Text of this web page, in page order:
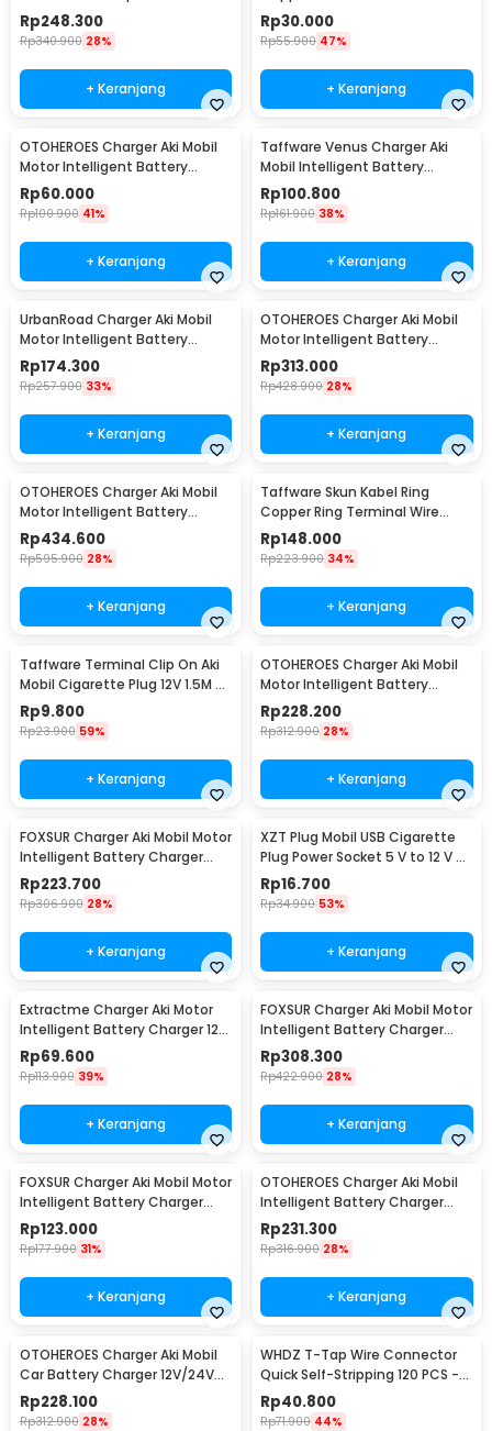
10000mAh 300A - K21
Rp248.300
Rp340.900 28%
+ Keranjang
Under 2000cc 2.8M - D800
Rp30.000
Rp55.900 47%
+ Keranjang
OTOHEROES Charger Aki Mobil
Motor Intelligent Battery
Charger 12V 2A - C1202-6
Rp60.000
Rp100.900 41%
+ Keranjang
Taffware Venus Charger Aki
Mobil Intelligent Battery
Charger 12V 6A - UD20
Rp100.800
Rp161.900 38%
+ Keranjang
UrbanRoad Charger Aki Mobil
Motor Intelligent Battery
Charger 6V/12V - MF1
Rp174.300
Rp257.900 33%
+ Keranjang
OTOHEROES Charger Aki Mobil
Motor Intelligent Battery
Charger 12V/24V - AJ-618D
Rp313.000
Rp428.900 28%
+ Keranjang
OTOHEROES Charger Aki Mobil
Motor Intelligent Battery
Charger 12V/24V - AJ-618A
Rp434.600
Rp595.900 28%
+ Keranjang
Taffware Skun Kabel Ring
Copper Ring Terminal Wire
Connector 120 PCS - SC6-25
Rp148.000
Rp223.900 34%
+ Keranjang
Taffware Terminal Clip On Aki
Mobil Cigarette Plug 12V 1.5M -
A3381
Rp9.800
Rp23.900 59%
+ Keranjang
OTOHEROES Charger Aki Mobil
Motor Intelligent Battery
Charger 12V/24V - CDQ-628
Rp228.200
Rp312.900 28%
+ Keranjang
FOXSUR Charger Aki Mobil Motor
Intelligent Battery Charger
12/24V 8A - FBC122408D
Rp223.700
Rp306.900 28%
+ Keranjang
XZT Plug Mobil USB Cigarette
Plug Power Socket 5 V to 12 V -
XZT0017
Rp16.700
Rp34.900 53%
+ Keranjang
Extractme Charger Aki Motor
Intelligent Battery Charger 12V
2A - H-2
Rp69.600
Rp113.900 39%
+ Keranjang
FOXSUR Charger Aki Mobil Motor
Intelligent Battery Charger
12V/24V 12A - FBC122412D
Rp308.300
Rp422.900 28%
+ Keranjang
FOXSUR Charger Aki Mobil Motor
Intelligent Battery Charger
6V/12V 2A - FBC061202D
Rp123.000
Rp177.900 31%
+ Keranjang
OTOHEROES Charger Aki Mobil
Intelligent Battery Charger
12V/24V 15A - BT-168
Rp231.300
Rp316.900 28%
+ Keranjang
OTOHEROES Charger Aki Mobil
Car Battery Charger 12V/24V
15A - BLM-CDQ-168
Rp228.100
Rp312.900 28%
WHDZ T-Tap Wire Connector
Quick Self-Stripping 120 PCS -
SC7
Rp40.800
Rp71.900 44%